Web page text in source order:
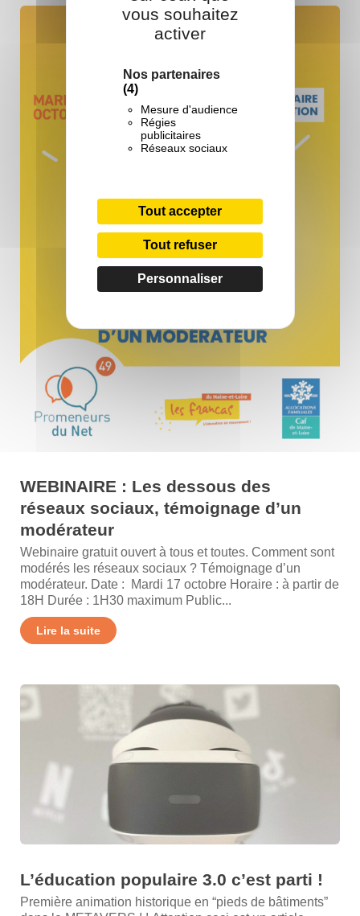
vous souhaitez
activer
Nos partenaires
(4)
Mesure d'audience
Régies
publicitaires
Réseaux sociaux
Tout accepter
Tout refuser
Personnaliser
WEBINAIRE : Les dessous des
réseaux sociaux, témoignage d’un
modérateur
Webinaire gratuit ouvert à tous et toutes. Comment sont
modérés les réseaux sociaux ? Témoignage d’un
modérateur. Date : Mardi 17 octobre Horaire : à partir de
18H Durée : 1H30 maximum Public...
Lire la suite
L’éducation populaire 3.0 c’est parti !
Première animation historique en “pieds de bâtiments”